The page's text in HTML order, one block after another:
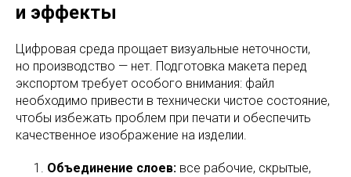
и эффекты
Цифровая среда прощает визуальные неточности,
но производство — нет. Подготовка макета перед
экспортом требует особого внимания: файл
необходимо привести в технически чистое состояние,
чтобы избежать проблем при печати и обеспечить
качественное изображение на изделии.
Объединение слоев: все рабочие, скрытые,